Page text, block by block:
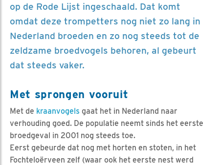
op de Rode Lijst ingeschaald. Dat komt
omdat deze trompetters nog niet zo lang in
Nederland broeden en zo nog steeds tot de
zeldzame broedvogels behoren, al gebeurt
dat steeds vaker.
Met sprongen vooruit
Met de kraanvogels gaat het in Nederland naar
verhouding goed. De populatie neemt sinds het eerste
broedgeval in 2001 nog steeds toe.
Eerst gebeurde dat nog met horten en stoten, in het
Fochteloërveen zelf (waar ook het eerste nest werd